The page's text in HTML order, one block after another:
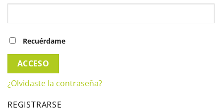
Recuérdame
ACCESO
¿Olvidaste la contraseña?
REGISTRARSE